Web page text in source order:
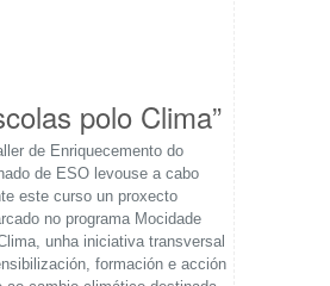
polo Clima”
de Enriquecemento do
de ESO levouse a cabo
este curso un proxecto
no programa Mocidade
unha iniciativa transversal
formación e acción